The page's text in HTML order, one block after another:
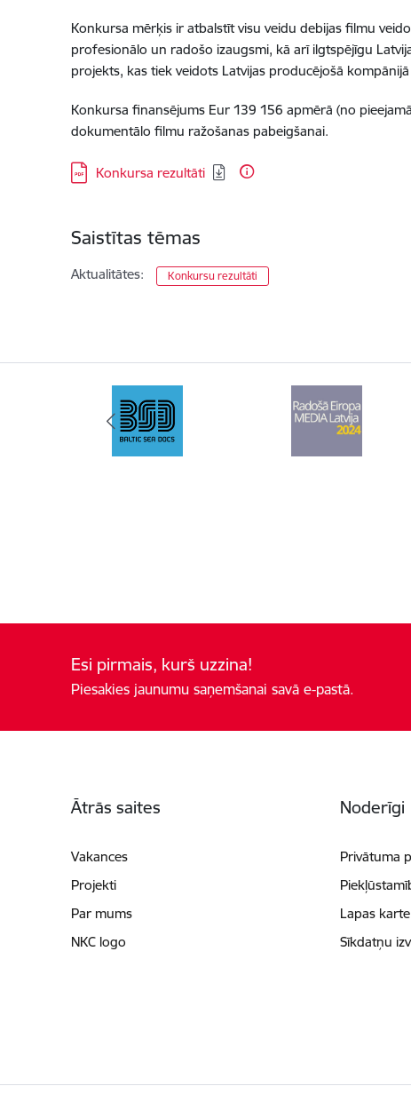
Konkursa mērķis ir atbalstīt visu veidu debijas filmu
profesionālo un radošo izaugsmi, kā arī ilgtspējīgu
projekts, kas tiek veidots Latvijas producējošā
Konkursa finansējums Eur 139 156 apmērā (no
dokumentālo filmu ražošanas pabeigšanai.
Lejupielādēt:
Konkursa rezultāti
Saistītas tēmas
Aktualitātes: Konkursu rezultāti
Esi pirmais, kurš uzzina!
Piesakies jaunumu saņemšanai savā e-pastā.
Ātrās saites
Vakances
Projekti
Par mums
NKC logo
Noderīgi
Privātuma
Lapas karte
Sīkdatņu